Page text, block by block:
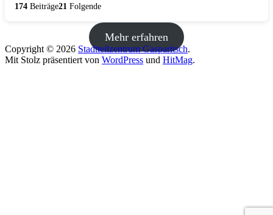
174 Beiträge21 Folgende
Mehr erfahren
Copyright © 2026 Stadtteilzentrum Gasparitsch.
Mit Stolz präsentiert von WordPress und HitMag.